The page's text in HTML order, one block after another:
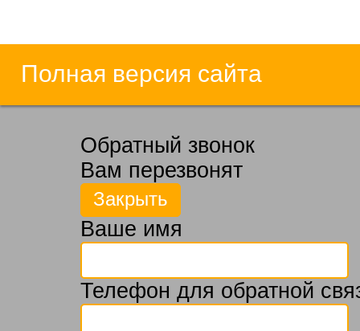
Полная версия сайта
Обратный звонок
Вам перезвонят
Ваше имя
Телефон для обратной